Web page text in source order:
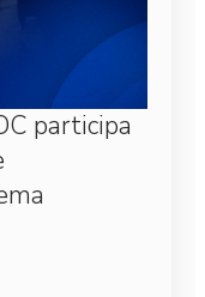
participa